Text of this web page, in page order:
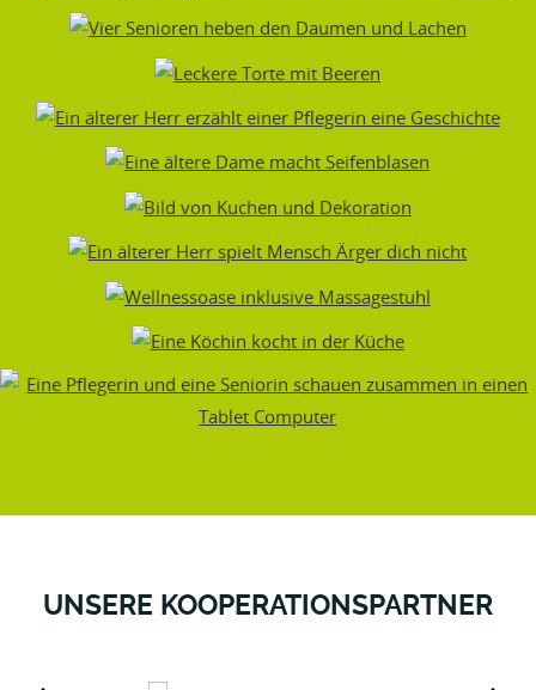
UNSERE KOOPERATIONSPARTNER